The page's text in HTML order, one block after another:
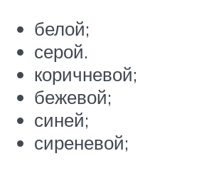
белой;
серой.
коричневой;
бежевой;
синей;
сиреневой;